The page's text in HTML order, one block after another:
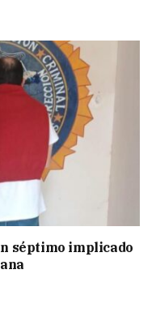
séptimo implicado